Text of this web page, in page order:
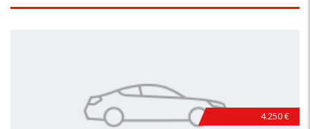
4.250 €